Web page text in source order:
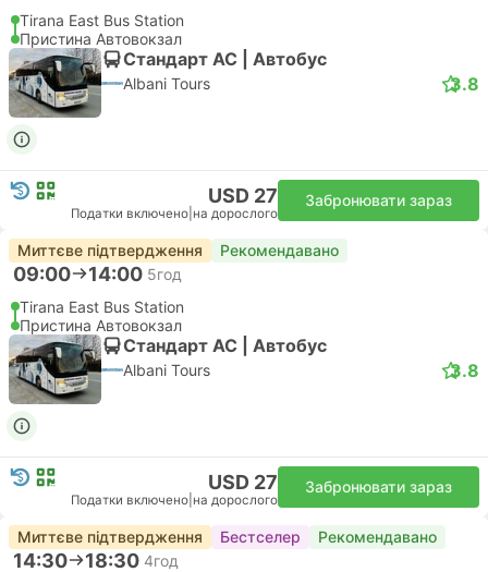
Tirana East Bus Station
Пристина Автовокзал
Стандарт АС | Автобус
Albani Tours 3.8
USD 27
Податки включено на дорослого
Забронювати зараз
Миттєве підтвердження Рекомендавано
09:00 14:00 5год
Tirana East Bus Station
Пристина Автовокзал
Стандарт АС | Автобус
Albani Tours 3.8
USD 27
Податки включено на дорослого
Забронювати зараз
Миттєве підтвердження Бестселер Рекомендавано
14:30 18:30 4год